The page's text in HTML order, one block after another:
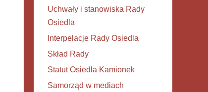
Uchwały i stanowiska Rady
Osiedla
Interpelacje Rady Osiedla
Skład Rady
Statut Osiedla Kamionek
Samorząd w mediach